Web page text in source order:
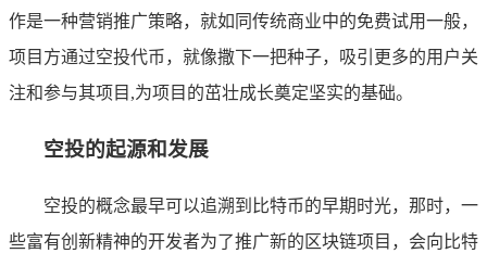
作是一种营销推广策略，就如同传统商业中的免费试用一般，
项目方通过空投代币，就像撒下一把种子，吸引更多的用户关
注和参与其项目,为项目的茁壮成长奠定坚实的基础。
空投的起源和发展
空投的概念最早可以追溯到比特币的早期时光，那时，一
些富有创新精神的开发者为了推广新的区块链项目，会向比特